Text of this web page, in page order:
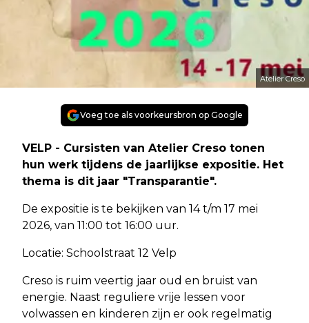
Atelier Creso
Voeg toe als voorkeursbron op Google
VELP - Cursisten van Atelier Creso tonen
hun werk tijdens de jaarlijkse expositie. Het
thema is dit jaar "Transparantie".
De expositie is te bekijken van 14 t/m 17 mei
2026, van 11:00 tot 16:00 uur.
Locatie: Schoolstraat 12 Velp
Creso is ruim veertig jaar oud en bruist van
energie. Naast reguliere vrije lessen voor
volwassen en kinderen zijn er ook regelmatig